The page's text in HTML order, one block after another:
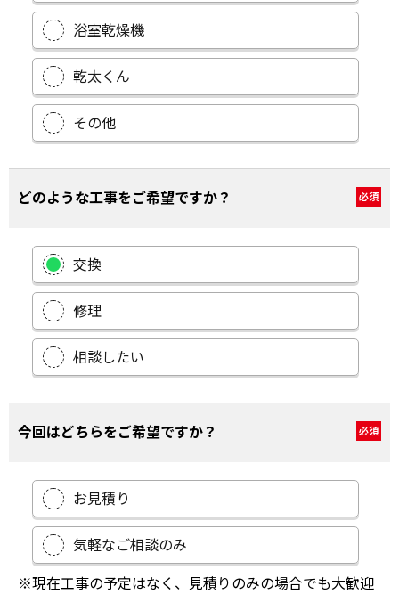
浴室乾燥機
乾太くん
その他
どのような工事をご希望ですか？ 必須
交換
修理
相談したい
今回はどちらをご希望ですか？ 必須
お見積り
気軽なご相談のみ
※現在工事の予定はなく、見積りのみの場合でも大歓迎